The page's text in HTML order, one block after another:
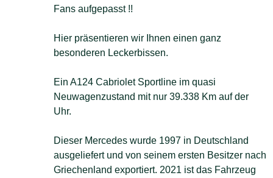
Fans aufgepasst !!
Hier präsentieren wir Ihnen einen ganz
besonderen Leckerbissen.
Ein A124 Cabriolet Sportline im quasi
Neuwagenzustand mit nur 39.338 Km auf der
Uhr.
Dieser Mercedes wurde 1997 in Deutschland
ausgeliefert und von seinem ersten Besitzer nach
Griechenland exportiert. 2021 ist das Fahrzeug